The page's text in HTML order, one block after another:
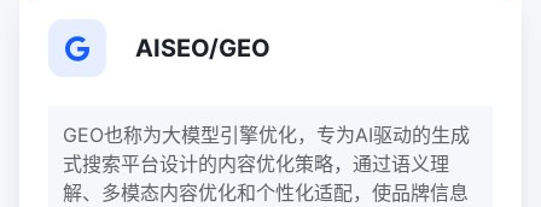
AISEO/GEO
GEO也称为大模型引擎优化，专为AI驱动的生成
式搜索平台设计的内容优化策略‌，通过语义理
解、多模态内容优化和个性化适配，使品牌信息